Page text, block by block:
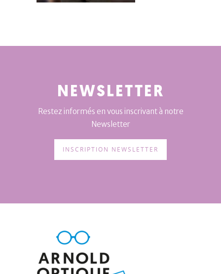
NEWSLETTER
Restez informés en vous inscrivant à notre
Newsletter
INSCRIPTION NEWSLETTER